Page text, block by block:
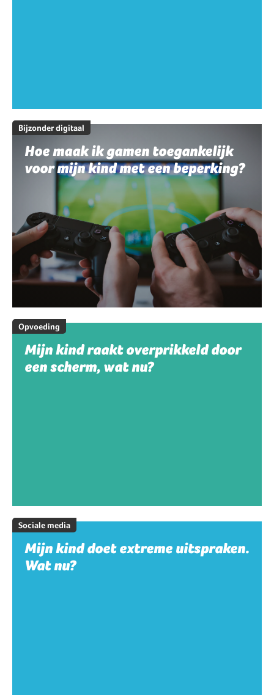
Bijzonder digitaal
Hoe maak ik gamen toegankelijk
voor mijn kind met een beperking?
Opvoeding
Mijn kind raakt overprikkeld door
een scherm, wat nu?
Sociale media
Mijn kind doet extreme uitspraken.
Wat nu?